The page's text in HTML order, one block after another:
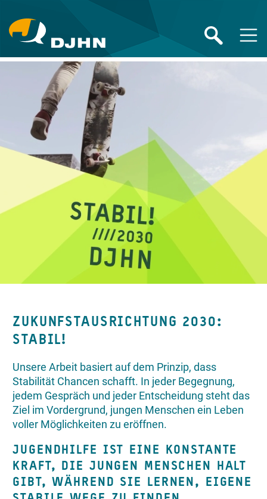
ZUKUNFSTAUSRICHTUNG 2030:
STABIL!
Unsere Arbeit basiert auf dem Prinzip, dass
Stabilität Chancen schafft. In jeder Begegnung,
jedem Gespräch und jeder Entscheidung steht das
Ziel im Vordergrund, jungen Menschen ein Leben
voller Möglichkeiten zu eröffnen.
JUGENDHILFE IST EINE KONSTANTE
KRAFT, DIE JUNGEN MENSCHEN HALT
GIBT, WÄHREND SIE LERNEN, EIGENE